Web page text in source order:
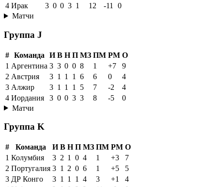
4 Ирак 3 0 0 3 1 12 -11
0
Матчи
Группа J
# Команда И В Н П МЗ ПМ РМ О
1 Аргентина 3 3 0 0 8 1 +7
9
2 Австрия 3 1 1 1 6 6 0
4
3 Алжир 3 1 1 1 5 7 -2
4
4 Иордания 3 0 0 3 3 8 -5
0
Матчи
Группа K
# Команда И В Н П МЗ ПМ РМ О
1 Колумбия 3 2 1 0 4 1 +3
7
2 Португалия 3 1 2 0 6 1 +5
5
3 ДР Конго 3 1 1 1 4 3 +1
4